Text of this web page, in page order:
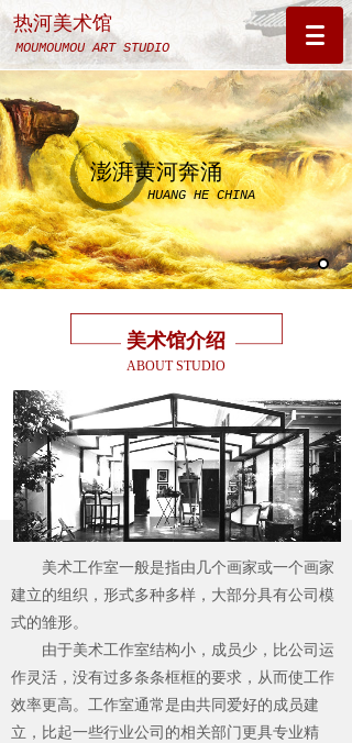
热河美术馆
MOUMOUMOU ART STUDIO
澎湃黄河奔涌
HUANG HE CHINA
美术馆介绍
ABOUT STUDIO
美术工作室一般是指由几个画家或一个画家
建立的组织，形式多种多样，大部分具有公司模
式的雏形。
由于美术工作室结构小，成员少，比公司运
作灵活，没有过多条条框框的要求，从而使工作
效率更高。工作室通常是由共同爱好的成员建
立，比起一些行业公司的相关部门更具专业精